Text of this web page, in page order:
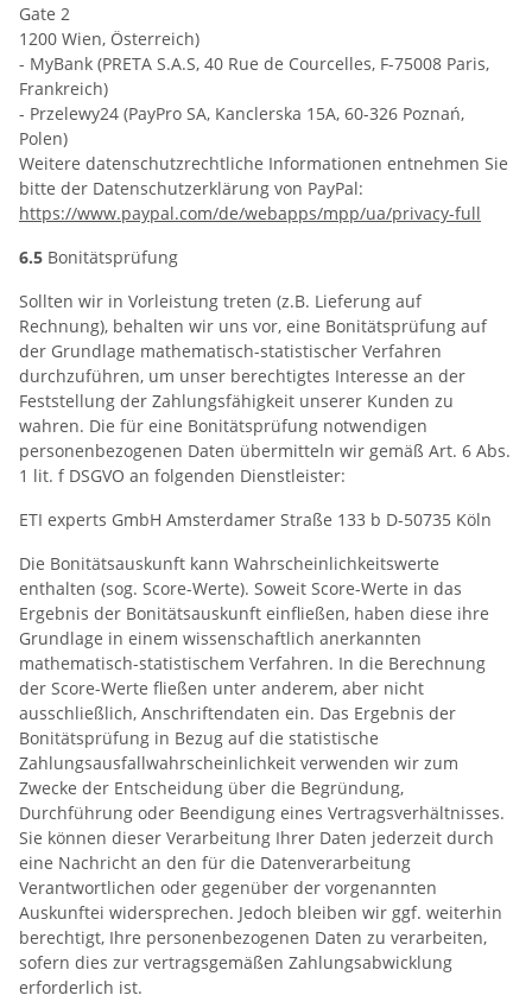
Gate 2
1200 Wien, Österreich)
- MyBank (PRETA S.A.S, 40 Rue de Courcelles, F-75008 Paris,
Frankreich)
- Przelewy24 (PayPro SA, Kanclerska 15A, 60-326 Poznań,
Polen)
Weitere datenschutzrechtliche Informationen entnehmen Sie
bitte der Datenschutzerklärung von PayPal:
https://www.paypal.com/de/webapps/mpp/ua/privacy-full
6.5 Bonitätsprüfung
Sollten wir in Vorleistung treten (z.B. Lieferung auf
Rechnung), behalten wir uns vor, eine Bonitätsprüfung auf
der Grundlage mathematisch-statistischer Verfahren
durchzuführen, um unser berechtigtes Interesse an der
Feststellung der Zahlungsfähigkeit unserer Kunden zu
wahren. Die für eine Bonitätsprüfung notwendigen
personenbezogenen Daten übermitteln wir gemäß Art. 6 Abs.
1 lit. f DSGVO an folgenden Dienstleister:
ETI experts GmbH Amsterdamer Straße 133 b D-50735 Köln
Die Bonitätsauskunft kann Wahrscheinlichkeitswerte
enthalten (sog. Score-Werte). Soweit Score-Werte in das
Ergebnis der Bonitätsauskunft einfließen, haben diese ihre
Grundlage in einem wissenschaftlich anerkannten
mathematisch-statistischem Verfahren. In die Berechnung
der Score-Werte fließen unter anderem, aber nicht
ausschließlich, Anschriftendaten ein. Das Ergebnis der
Bonitätsprüfung in Bezug auf die statistische
Zahlungsausfallwahrscheinlichkeit verwenden wir zum
Zwecke der Entscheidung über die Begründung,
Durchführung oder Beendigung eines Vertragsverhältnisses.
Sie können dieser Verarbeitung Ihrer Daten jederzeit durch
eine Nachricht an den für die Datenverarbeitung
Verantwortlichen oder gegenüber der vorgenannten
Auskunftei widersprechen. Jedoch bleiben wir ggf. weiterhin
berechtigt, Ihre personenbezogenen Daten zu verarbeiten,
sofern dies zur vertragsgemäßen Zahlungsabwicklung
erforderlich ist.